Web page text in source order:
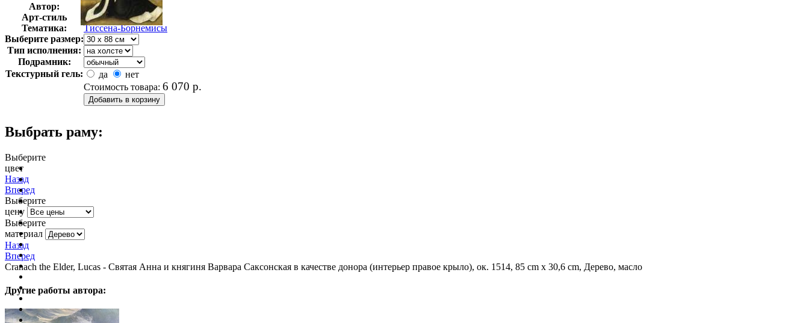
Автор:
Неизвестно
Арт-стиль
Импрессионизм
Тематика:
Тиссена-Борнемисы
Выберите размер:
Тип исполнения:
Подрамник:
Текстурный гель:
да
нет
Стоимость товара: 6 070 р.
Выбрать раму:
Выберите
цвет
Назад
Вперед
Выберите
цену
Выберите
материал
Назад
Вперед
Cranach the Elder, Lucas - Святая Анна и княгиня Варвара Саксонская в качестве донора (интерьер правое крыло), ок. 1514, 85 cm x 30,6 cm, Дерево, масло
Другие работы автора: